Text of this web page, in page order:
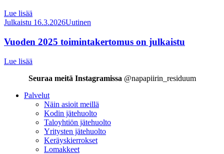
Lue lisää
Julkaistu 16.3.2026Uutinen
Vuoden 2025 toimintakertomus on julkaistu
Lue lisää
Seuraa meitä Instagramissa @napapiirin_residuum
Palvelut
Näin asioit meillä
Kodin jätehuolto
Taloyhtiön jätehuolto
Yritysten jätehuolto
Keräyskierrokset
Lomakkeet